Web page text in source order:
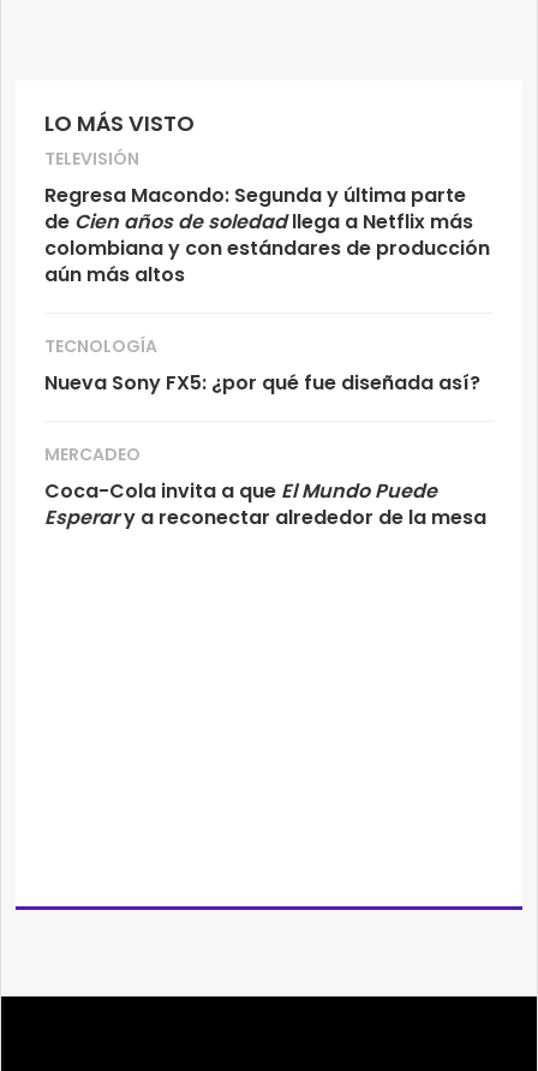
LO MÁS VISTO
TELEVISIÓN
Regresa Macondo: Segunda y última parte
de Cien años de soledadllega a Netflix más
colombiana y con estándares de producción
aún más altos
TECNOLOGÍA
Nueva Sony FX5: ¿por qué fue diseñada así?
MERCADEO
Coca-Cola invita a que El Mundo Puede
Esperary a reconectar alrededor de la mesa